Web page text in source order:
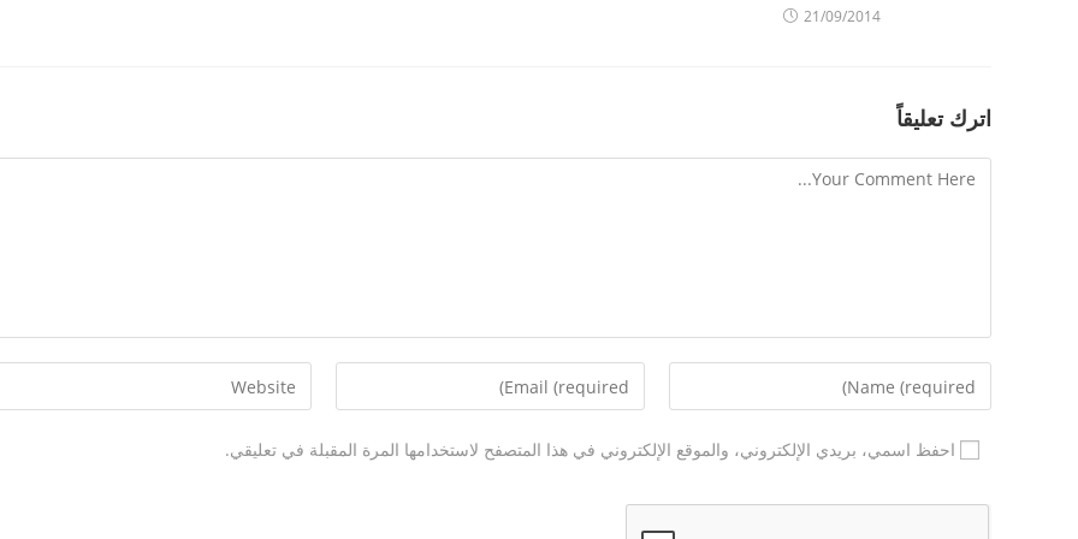
21/09/2014
اترك تعليقاً
احفظ اسمي، بريدي الإلكتروني، والموقع الإلكتروني في هذا المتصفح لاستخدامها المرة المقبلة في تعليقي.